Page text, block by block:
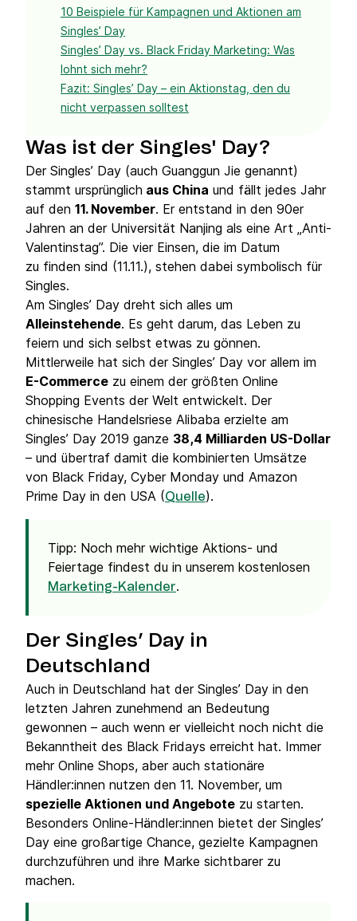
10 Beispiele für Kampagnen und Aktionen am
Singles’ Day
Singles’ Day vs. Black Friday Marketing: Was
lohnt sich mehr?
Fazit: Singles’ Day – ein Aktionstag, den du
nicht verpassen solltest
Was ist der Singles' Day?
Der Singles’ Day (auch Guanggun Jie genannt)
stammt ursprünglich aus China und fällt jedes Jahr
auf den 11. November. Er entstand in den 90er
Jahren an der Universität Nanjing als eine Art „Anti-
Valentinstag”. Die vier Einsen, die im Datum
zu finden sind (11.11.), stehen dabei symbolisch für
Singles.
Am Singles’ Day dreht sich alles um
Alleinstehende. Es geht darum, das Leben zu
feiern und sich selbst etwas zu gönnen.
Mittlerweile hat sich der Singles’ Day vor allem im
E-Commerce zu einem der größten Online
Shopping Events der Welt entwickelt. Der
chinesische Handelsriese Alibaba erzielte am
Singles’ Day 2019 ganze 38,4 Milliarden US-Dollar
– und übertraf damit die kombinierten Umsätze
von Black Friday, Cyber Monday und Amazon
Prime Day in den USA (Quelle).
Tipp: Noch mehr wichtige Aktions- und
Feiertage findest du in unserem kostenlosen
Marketing-Kalender.
Der Singles’ Day in
Deutschland
Auch in Deutschland hat der Singles’ Day in den
letzten Jahren zunehmend an Bedeutung
gewonnen – auch wenn er vielleicht noch nicht die
Bekanntheit des Black Fridays erreicht hat. Immer
mehr Online Shops, aber auch stationäre
Händler:innen nutzen den 11. November, um
spezielle Aktionen und Angebote zu starten.
Besonders Online-Händler:innen bietet der Singles’
Day eine großartige Chance, gezielte Kampagnen
durchzuführen und ihre Marke sichtbarer zu
machen.